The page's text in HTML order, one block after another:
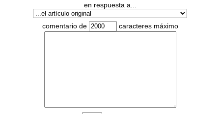
en respuesta a...
comentario de caracteres máximo